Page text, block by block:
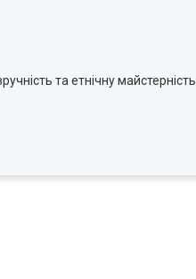
та етнічну майстерність.